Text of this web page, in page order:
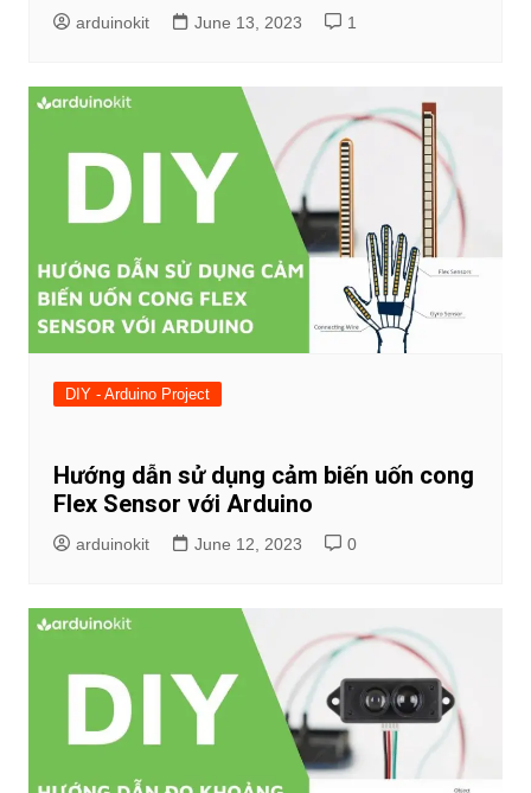
arduinokit June 13, 2023 1
DIY - Arduino Project
Hướng dẫn sử dụng cảm biến uốn cong
Flex Sensor với Arduino
arduinokit June 12, 2023 0